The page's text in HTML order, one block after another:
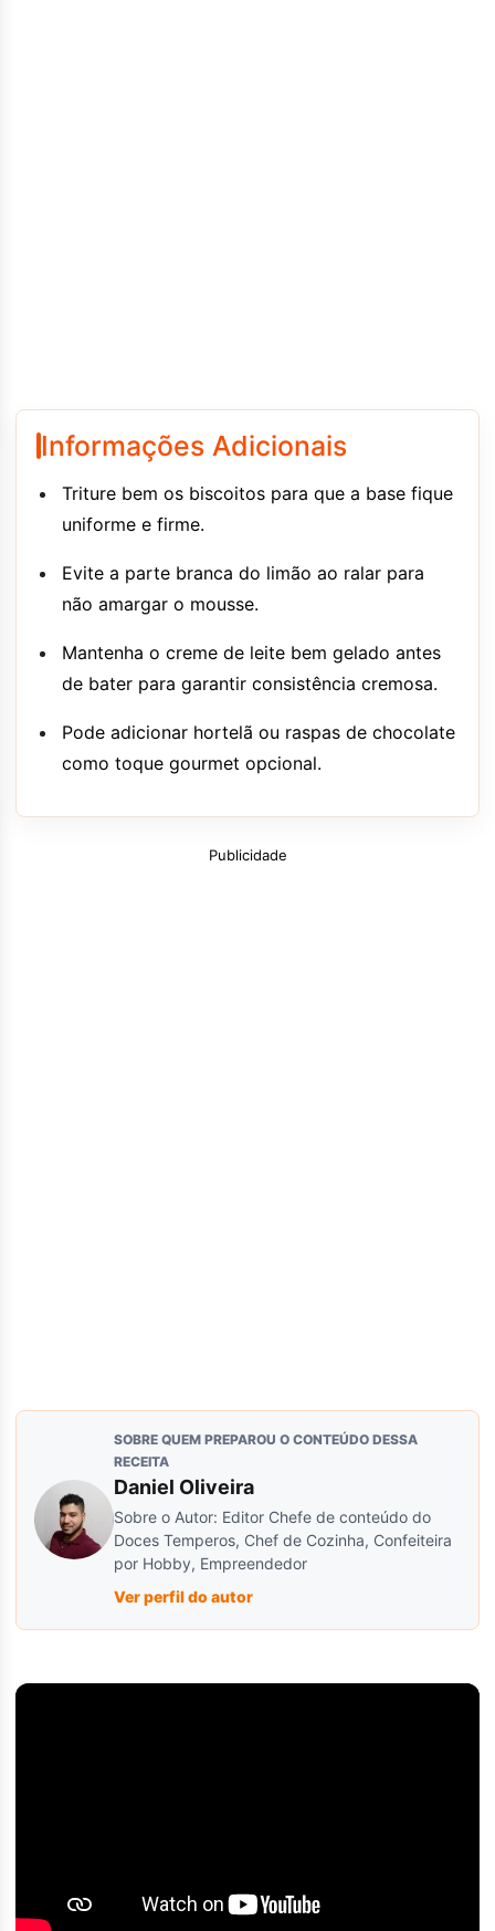
Informações Adicionais
Triture bem os biscoitos para que a base fique
uniforme e firme.
Evite a parte branca do limão ao ralar para
não amargar o mousse.
Mantenha o creme de leite bem gelado antes
de bater para garantir consistência cremosa.
Pode adicionar hortelã ou raspas de chocolate
como toque gourmet opcional.
Publicidade
SOBRE QUEM PREPAROU O CONTEÚDO DESSA
RECEITA
Daniel Oliveira
Sobre o Autor: Editor Chefe de conteúdo do
Doces Temperos, Chef de Cozinha, Confeiteira
por Hobby, Empreendedor
Ver perfil do autor